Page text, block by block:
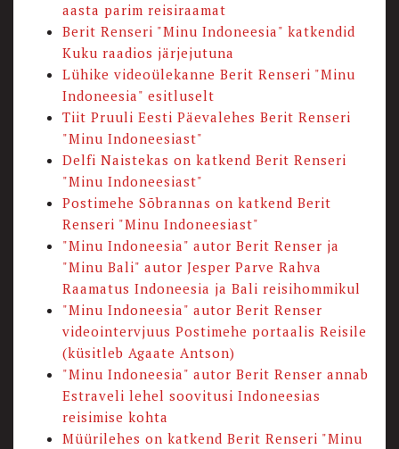
aasta parim reisiraamat
Berit Renseri "Minu Indoneesia" katkendid
Kuku raadios järjejutuna
Lühike videoülekanne Berit Renseri "Minu
Indoneesia" esitluselt
Tiit Pruuli Eesti Päevalehes Berit Renseri
"Minu Indoneesiast"
Delfi Naistekas on katkend Berit Renseri
"Minu Indoneesiast"
Postimehe Sõbrannas on katkend Berit
Renseri "Minu Indoneesiast"
"Minu Indoneesia" autor Berit Renser ja
"Minu Bali" autor Jesper Parve Rahva
Raamatus Indoneesia ja Bali reisihommikul
"Minu Indoneesia" autor Berit Renser
videointervjuus Postimehe portaalis Reisile
(küsitleb Agaate Antson)
"Minu Indoneesia" autor Berit Renser annab
Estraveli lehel soovitusi Indoneesias
reisimise kohta
Müürilehes on katkend Berit Renseri "Minu